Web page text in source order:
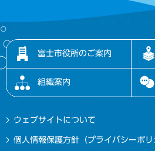
富士市役所のご案内
組織案内
ウェブサイトについて
個人情報保護方針（プライバシーポリ